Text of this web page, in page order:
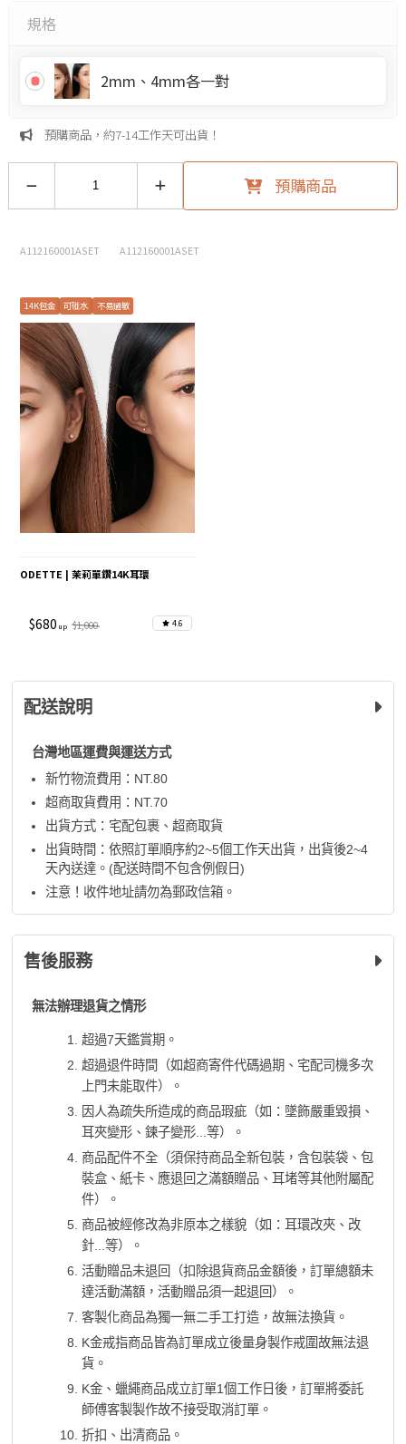
規格
2mm、4mm各一對
預購商品，約7-14工作天可出貨！
預購商品
A112160001ASET A112160001ASET
14K包金 可碰水 不易過敏
ODETTE | 茉莉單鑽14K耳環
$680 $1,000 4.6
配送說明
台灣地區運費與運送方式
新竹物流費用：NT.80
超商取貨費用：NT.70
出貨方式：宅配包裹、超商取貨
出貨時間：依照訂單順序約2~5個工作天出貨，出貨後2~4
天內送達。(配送時間不包含例假日)
注意！收件地址請勿為郵政信箱。
售後服務
無法辦理退貨之情形
超過7天鑑賞期。
超過退件時間（如超商寄件代碼過期、宅配司機多次
上門未能取件）。
因人為疏失所造成的商品瑕疵（如：墜飾嚴重毀損、
耳夾變形、鍊子變形...等）。
商品配件不全（須保持商品全新包裝，含包裝袋、包
裝盒、紙卡、應退回之滿額贈品、耳堵等其他附屬配
件）。
商品被經修改為非原本之樣貌（如：耳環改夾、改
針...等）。
活動贈品未退回（扣除退貨商品金額後，訂單總額未
達活動滿額，活動贈品須一起退回）。
客製化商品為獨一無二手工打造，故無法換貨。
K金戒指商品皆為訂單成立後量身製作戒圍故無法退
貨。
K金、蠟繩商品成立訂單1個工作日後，訂單將委託
師傅客製製作故不接受取消訂單。
折扣、出清商品。